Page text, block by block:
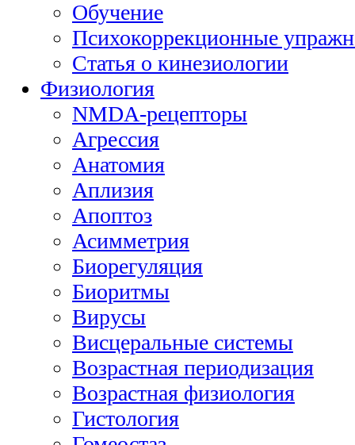
Обучение
Психокоррекционные
Статья о кинезиологии
Физиология
NMDA-рецепторы
Агрессия
Анатомия
Аплизия
Апоптоз
Асимметрия
Биорегуляция
Биоритмы
Вирусы
Висцеральные системы
Возрастная периодизация
Возрастная физиология
Гистология